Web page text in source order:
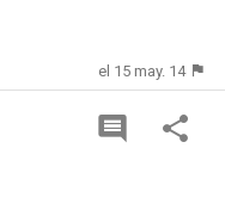
el 15 may. 14